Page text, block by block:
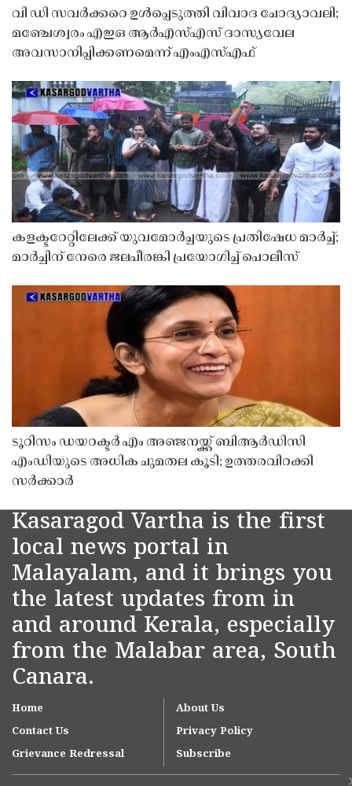
വി ഡി സവർക്കറെ ഉൾപ്പെടുത്തി വിവാദ ചോദ്യാവലി;
മഞ്ചേശ്വരം എഇഒ ആർഎസ്എസ് ദാസ്യവേല
അവസാനിപ്പിക്കണമെന്ന് എംഎസ്എഫ്
കളക്ടറേറ്റിലേക്ക് യുവമോർച്ചയുടെ പ്രതിഷേധ മാർച്ച്;
മാർച്ചിന് നേരെ ജലപീരങ്കി പ്രയോഗിച്ച് പൊലീസ്
ടൂറിസം ഡയറക്ടർ എം അഞ്ജനയ്ക്ക് ബിആർഡിസി
എംഡിയുടെ അധിക ചുമതല കൂടി; ഉത്തരവിറക്കി
സർക്കാർ
Kasaragod Vartha is the first
local news portal in
Malayalam, and it brings you
the latest updates from in
and around Kerala, especially
from the Malabar area, South
Canara.
Home
About Us
Contact Us
Privacy Policy
Grievance Redressal
Subscribe